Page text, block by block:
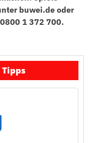
buwei.de oder
1 372 700.